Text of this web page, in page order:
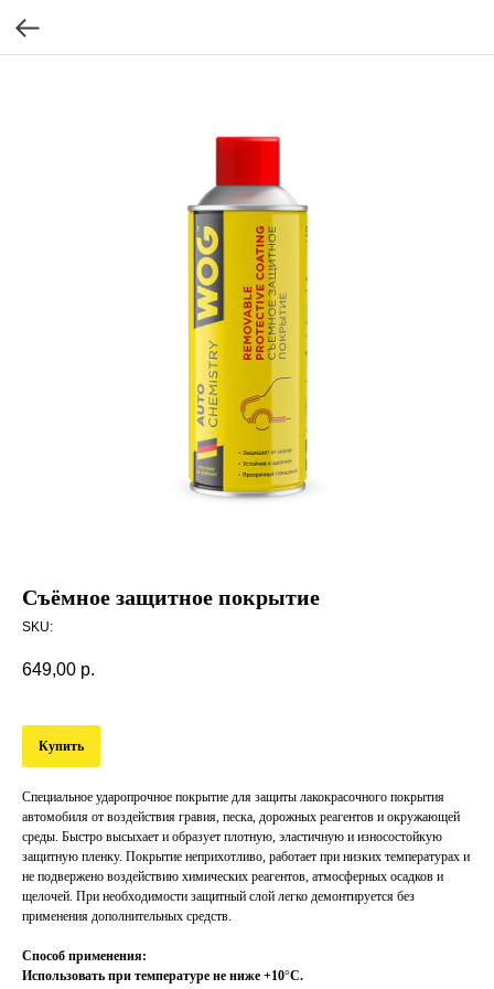
Съёмное защитное покрытие
SKU:
649,00 р.
Купить
Специальное ударопрочное покрытие для защиты лакокрасочного покрытия
автомобиля от воздействия гравия, песка, дорожных реагентов и окружающей
среды. Быстро высыхает и образует плотную, эластичную и износостойкую
защитную пленку. Покрытие неприхотливо, работает при низких температурах и
не подвержено воздействию химических реагентов, атмосферных осадков и
щелочей. При необходимости защитный слой легко демонтируется без
применения дополнительных средств.
Способ применения:
Использовать при температуре не ниже +10°С.